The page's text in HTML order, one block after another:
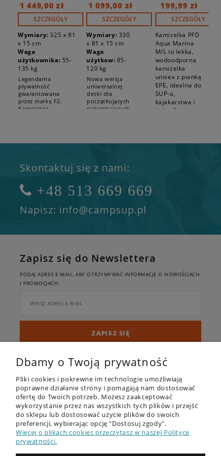
BLUE
1 449,00 zł
SZCZEGÓŁY
Wymiary:325 x 81
x 15 cm
Waga
użytkownika: 55-
135 kg
Legendarna
pływalność
gwarantowana
przez markę F2.
Kompletne
komplet
pompką z
Dominujący
kolor: niebieski
10'10" BT-
23FUP +
pompka
elektryczna
AM EP-T16
1 099,00 zł
SZCZEGÓŁY
Wymiary: 330
x 81 x 15 cm
Waga
użytkow: 85-
120 kg
Nowa wersja
uniwersalnej
deski dla
początkujących
potrzebujących
pasażera. W
elektryczna.
M/L
199,99 zł
SZCZEGÓŁY
Kamizelka PFD
Aqua Marina
M/L to lekka,
wodoodporna
kamizelka
unisex z pianką
EPE, idealna do
SUP-a,
kajakarstwa i
łodzi. Spełnia
komfort i
Skontaktuj się z nami:
+48 513 669 669
Napisz: info@campsup.pl
Zapisz się do Newslettera
PODAJ ADRES E-MAIL, ABY OTRZYMYWAĆ INFORMACJE O NOWOŚCIACH
I PROMOCJACH.
ZAPISZ SIĘ
OFERTA
DESKI SUP - RECENZJE
Dbamy o Twoją prywatność
Pliki cookies i pokrewne im technologie umożliwiają
poprawne działanie strony i pomagają nam dostosować
ofertę do Twoich potrzeb. Możesz zaakceptować
wykorzystanie przez nas wszystkich tych plików i przejść
do sklepu lub dostosować użycie plików do swoich
preferencji, wybierając opcję "Dostosuj zgody".
Więcej o plikach cookies przeczytasz w naszej Polityce
prywatności.